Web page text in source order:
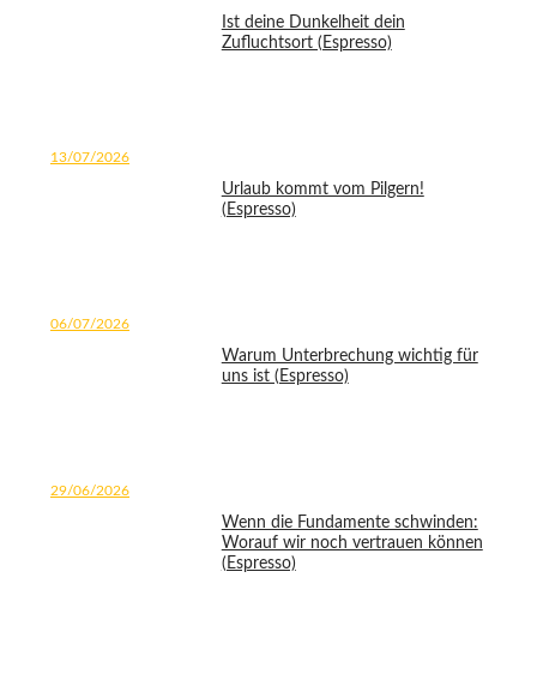
Ist deine Dunkelheit dein
Zufluchtsort (Espresso)
13/07/2026
Urlaub kommt vom Pilgern!
(Espresso)
06/07/2026
Warum Unterbrechung wichtig für
uns ist (Espresso)
29/06/2026
Wenn die Fundamente schwinden:
Worauf wir noch vertrauen können
(Espresso)